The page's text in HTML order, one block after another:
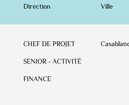
Direction Ville
CHEF DE PROJET
SENIOR - ACTIVITÉ
FINANCE